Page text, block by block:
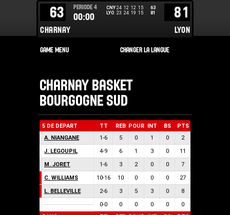
63
CHARNAY
81
LYON
PERIODE 4
00:00
CNY 24 12 12 15
63
LYO 23 24 19 15 81
CHARNAY BASKET
BOURGOGNE SUD
5 DE DEPART TT REB POUR INT BS
PTS
A. NIANGANE
1-6 5 0 1 0
2
J. LEGOUPIL
4-9 6 1 3 0
11
M. JORET
1-6 3 2 0 0
7
C. WILLIAMS
10-16 10 0 0 0
27
L. BELLEVILLE
2-6 3 5 3 0
8
0-0 0 0 0 0
0